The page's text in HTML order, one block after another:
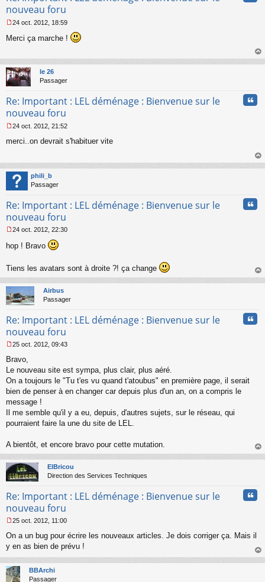
l
u
nouveau foru
e
a
g
e
o
l
u
24 oct. 2012, 18:59
Merci ça marche !
au
le 26
Passager
Re: Important : LEL déménage : Bienvenue sur le
nouveau foru
e
a
g
e
o
l
u
24 oct. 2012, 21:52
merci..on devrait s'habituer vite
au
phili_b
Passager
Re: Important : LEL déménage : Bienvenue sur le
nouveau foru
e
a
n
o
l
u
24 oct. 2012, 22:30
hop ! Bravo
Tiens les avatars sont à droite ?! ça change
au
Airbus
Passager
Re: Important : LEL déménage : Bienvenue sur le
nouveau foru
e
s
g
e
n
o
u
25 oct. 2012, 09:43
Bravo,
Le nouveau site est sympa, plus clair, plus aéré.
On a toujours le "Tu t'es vu quand t'atoubus" en première page, il serait
bien de penser à en changer car depuis plus d'un an, on a compris le
message !
Il me semble qu'il y a eu, depuis, d'autres sujets, sur le réseau, qui
pourraient faire la une du site de LEL.
A bientôt, et encore bravo pour cette mutation.
au
ElBricou
Direction des Services Techniques
Re: Important : LEL déménage : Bienvenue sur le
nouveau foru
e
s
a
g
e
25 oct. 2012, 11:00
On a un bug pour écrire les nouveaux articles. Je dois corriger ça. Mais il
y en as bien de prévu !
au
BBArchi
Passager